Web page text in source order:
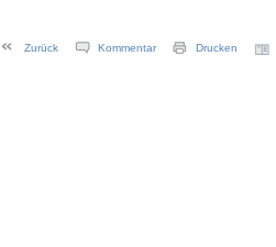
Zurück Kommentar Drucken